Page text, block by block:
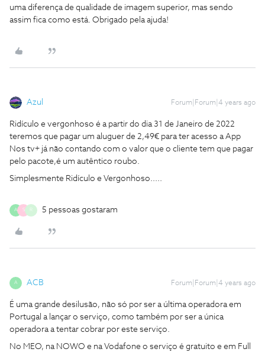
uma diferença de qualidade de imagem superior, mas sendo
assim fica como está. Obrigado pela ajuda!
Azul Forum|Forum|4 years ago
Ridículo e vergonhoso é a partir do dia 31 de Janeiro de 2022
teremos que pagar um aluguer de 2,49€ para ter acesso a App
Nos tv+ já não contando com o valor que o cliente tem que pagar
pelo pacote,é um autêntico roubo.
Simplesmente Ridículo e Vergonhoso.....
A S R 5 pessoas gostaram
A ACB Forum|Forum|4 years ago
É uma grande desilusão, não só por ser a última operadora em
Portugal a lançar o serviço, como também por ser a única
operadora a tentar cobrar por este serviço.
No MEO, na NOWO e na Vodafone o serviço é gratuito e em Full